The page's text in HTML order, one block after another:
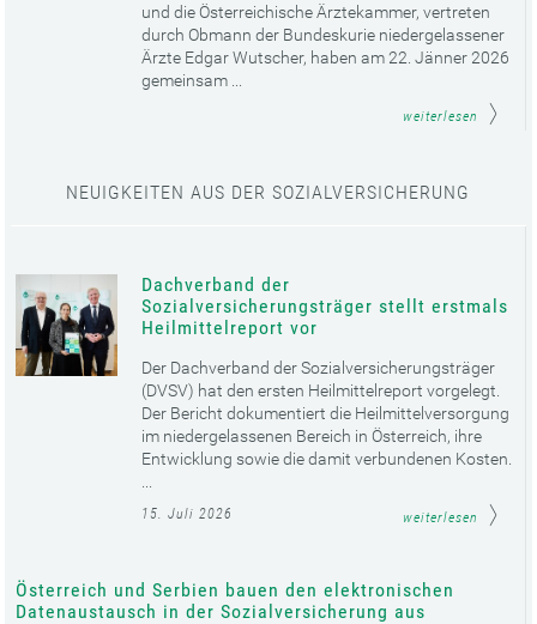
und die Österreichische Ärztekammer, vertreten
durch Obmann der Bundeskurie niedergelassener
Ärzte Edgar Wutscher, haben am 22. Jänner 2026
gemeinsam ...
weiterlesen
NEUIGKEITEN AUS DER SOZIALVERSICHERUNG
Dachverband der
Sozialversicherungsträger stellt erstmals
Heilmittelreport vor
Der Dachverband der Sozialversicherungsträger
(DVSV) hat den ersten Heilmittelreport vorgelegt.
Der Bericht dokumentiert die Heilmittelversorgung
im niedergelassenen Bereich in Österreich, ihre
Entwicklung sowie die damit verbundenen Kosten.
15. Juli 2026 weiterlesen
Österreich und Serbien bauen den elektronischen
Datenaustausch in der Sozialversicherung aus